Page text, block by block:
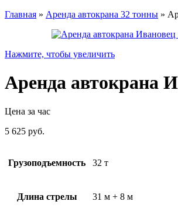
Главная » Аренда автокрана 32 тонны »
Нажмите, чтобы увеличить
Аренда автокрана
Цена за час
5 625 руб.
Грузоподъемность 32 т
Длина стрелы 31 м + 8 м